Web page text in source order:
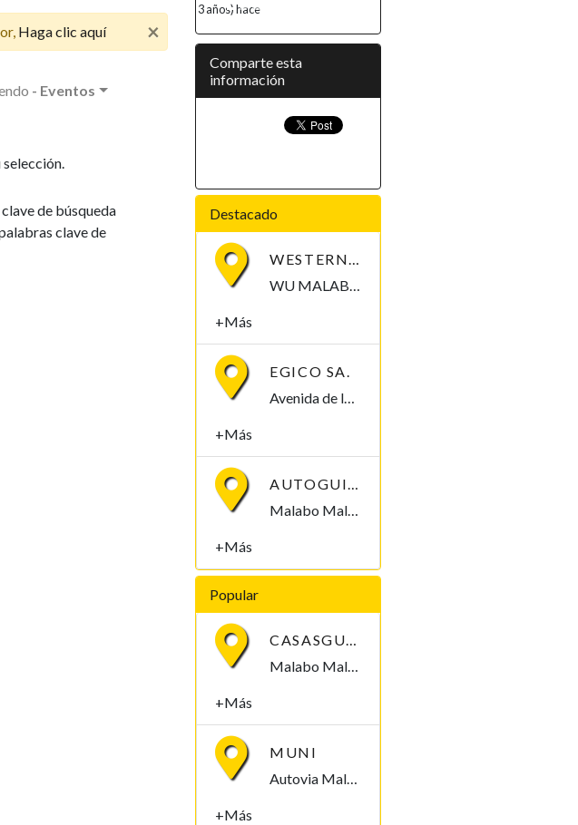
×
Haga clic aquí
- Eventos
de búsqueda
clave de
3 años) hace
Comparte esta
información
Destacado
WESTERN UNION
WU MALABO C/ Luba S/N Malabo, Bioko Norte , Guinea Ecuatorial
+Más
EGICO SA.
Avenida de la Libertad, Apdo 272 Malabo, Bioko Norte , Guinea Ecuatorial
+Más
AUTOGUINEA.COM
Malabo Malabo, Bioko Norte , Guinea Ecuatorial
+Más
Popular
CASASGUINEA.COM
Malabo Malabo, Bioko Norte , Guinea Ecuatorial
+Más
MUNI
Autovia Malabo II Malabo, Bioko Norte , Guinea Ecuatorial
+Más